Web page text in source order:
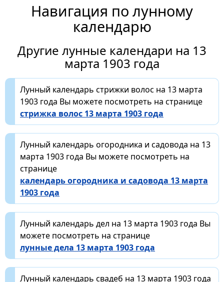
Навигация по лунному
календарю
Другие лунные календари на 13
марта 1903 года
Лунный календарь стрижки волос на 13 марта
1903 года Вы можете посмотреть на странице
стрижка волос 13 марта 1903 года
Лунный календарь огородника и садовода на 13
марта 1903 года Вы можете посмотреть на
странице
календарь огородника и садовода 13 марта
1903 года
Лунный календарь дел на 13 марта 1903 года Вы
можете посмотреть на странице
лунные дела 13 марта 1903 года
Лунный календарь свадеб на 13 марта 1903 года